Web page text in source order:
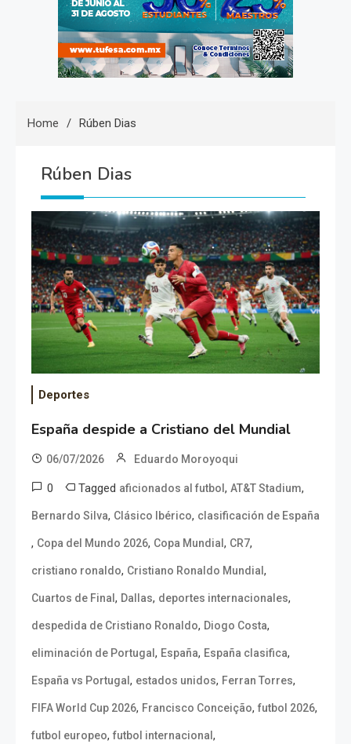
Home Rúben Dias
Rúben Dias
Deportes
España despide a Cristiano del Mundial
06/07/2026 Eduardo Moroyoqui
0 Tagged aficionados al futbol , AT&T Stadium,
Bernardo Silva, Clásico Ibérico, clasificación de España
, Copa del Mundo 2026, Copa Mundial , CR7,
cristiano ronaldo, Cristiano Ronaldo Mundial ,
Cuartos de Final , Dallas, deportes internacionales,
despedida de Cristiano Ronaldo, Diogo Costa,
eliminación de Portugal , España, España clasifica,
España vs Portugal , estados unidos, Ferran Torres,
FIFA World Cup 2026, Francisco Conceição, futbol 2026,
futbol europeo, futbol internacional ,